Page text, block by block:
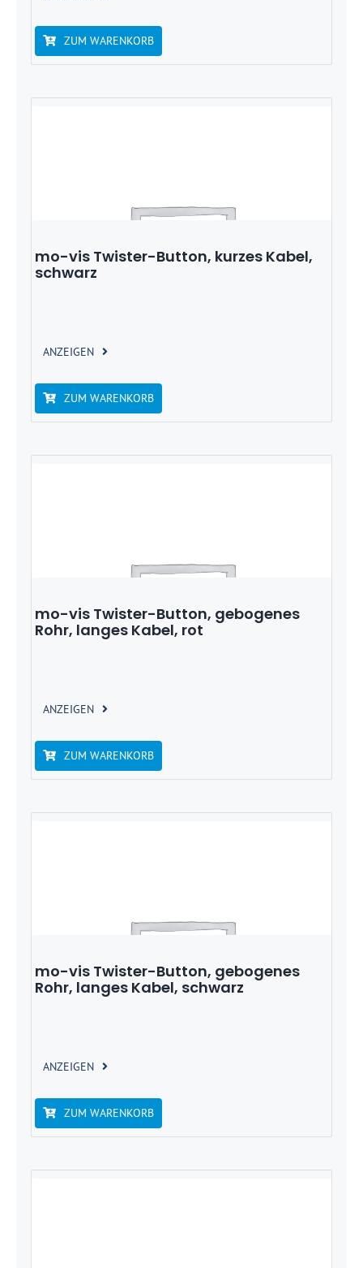
ZUM WARENKORB
mo-vis Twister-Button, kurzes Kabel,
schwarz
ANZEIGEN
ZUM WARENKORB
mo-vis Twister-Button, gebogenes
Rohr, langes Kabel, rot
ANZEIGEN
ZUM WARENKORB
mo-vis Twister-Button, gebogenes
Rohr, langes Kabel, schwarz
ANZEIGEN
ZUM WARENKORB